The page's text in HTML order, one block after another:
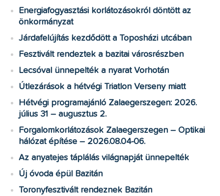
Energiafogyasztási korlátozásokról döntött az
önkormányzat
Járdafelújítás kezdődött a Toposházi utcában
Fesztivált rendeztek a bazitai városrészben
Lecsóval ünnepelték a nyarat Vorhotán
Útlezárások a hétvégi Triatlon Verseny miatt
Hétvégi programajánló Zalaegerszegen: 2026.
július 31 – augusztus 2.
Forgalomkorlátozások Zalaegerszegen – Optikai
hálózat építése – 2026.08.04-06.
Az anyatejes táplálás világnapját ünnepelték
Új óvoda épül Bazitán
Toronyfesztivált rendeznek Bazitán